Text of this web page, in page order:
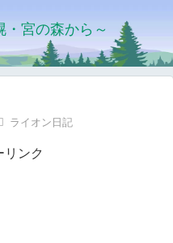
宮の森から～
ライオン日記
リンク